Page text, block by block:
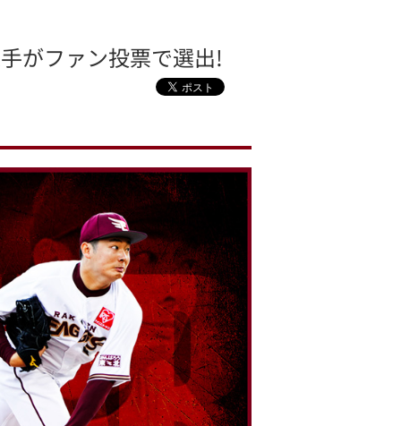
がファン投票で選出!